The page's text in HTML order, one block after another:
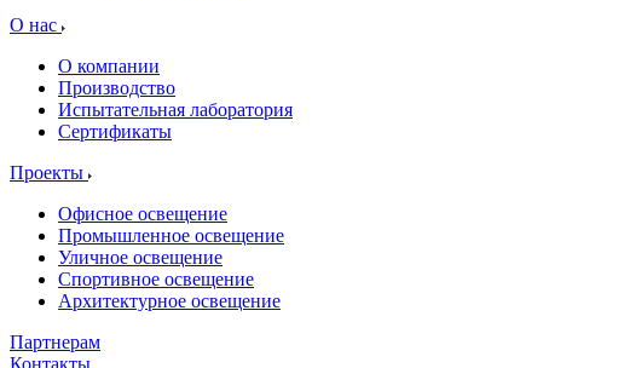
О нас
О компании
Производство
Испытательная лаборатория
Сертификаты
Проекты
Офисное освещение
Промышленное освещение
Уличное освещение
Спортивное освещение
Архитектурное освещение
Партнерам
Контакты